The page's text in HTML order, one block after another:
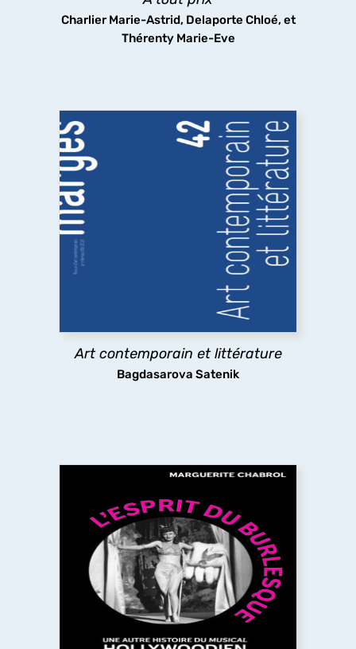
Charlier Marie-Astrid, Delaporte Chloé, et
Thérenty Marie-Eve
Art contemporain et littérature
Bagdasarova Satenik
Art contemporain et littérature
Quelles sont les relations entre art contemporain
et littérature ? A travers des exemples allant des
emprunts littéraires à des œuvres plastiques
jusqu’à l’usage par l’art contemporain de textes
explore les pratiques
découvrir
L’Esprit du burlesque
L’ouvrage revisite l’âge d’or du film musical
américain du XXe siècle en y cherchant l’héritage
burlesquequi se trouve aux origines
du genre, mais que le cinéma a en partie effacé